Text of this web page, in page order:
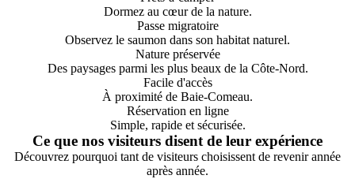
Dormez au cœur de la nature.
Passe migratoire
Observez le saumon dans son habitat naturel.
Nature préservée
Des paysages parmi les plus beaux de la Côte-Nord.
Facile d'accès
À proximité de Baie-Comeau.
Réservation en ligne
Simple, rapide et sécurisée.
Ce que nos visiteurs disent de leur expérience
Découvrez pourquoi tant de visiteurs choisissent de revenir année
après année.